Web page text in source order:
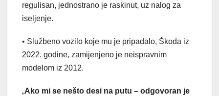
regulisan, jednostrano je raskinut, uz nalog za
iseljenje.
• Službeno vozilo koje mu je pripadalo, Škoda iz
2022. godine, zamijenjeno je neispravnim
modelom iz 2012.
„Ako mi se nešto desi na putu – odgovoran je